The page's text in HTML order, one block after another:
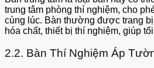
trung tâm phòng thí nghiệm, cho
cùng lúc. Bàn thường được trang
hóa chất, thiết bị thí nghiệm, giúp
2.2. Bàn Thí Nghiệm Áp